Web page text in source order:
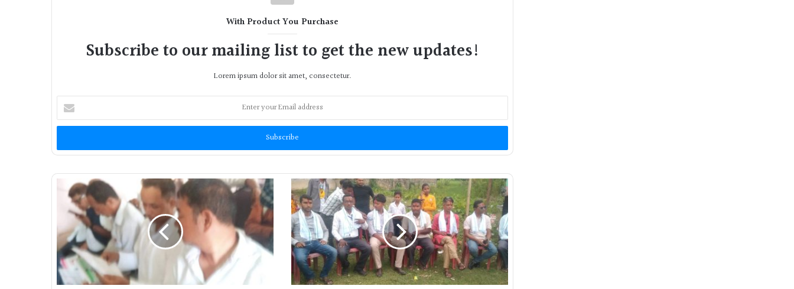
With Product You Purchase
Subscribe to our mailing list to get the new updates!
Lorem ipsum dolor sit amet, consectetur.
Enter
your
Email